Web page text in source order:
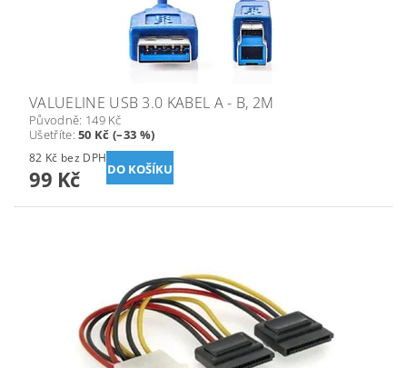
VALUELINE USB 3.0 KABEL A - B, 2M
Původně: 149 Kč
Ušetříte:50 Kč (–33 %)
82 Kč bez DPH
99 Kč